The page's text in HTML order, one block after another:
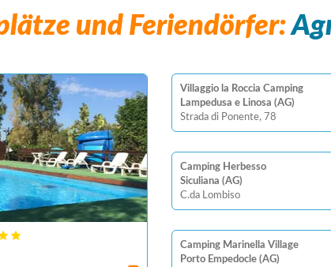
und Feriendörfer:
Villaggio la Roccia Camping
Lampedusa e Linosa (AG)
Strada di Ponente, 78
Camping Herbesso
Siculiana (AG)
C.da Lombiso
Camping Marinella Village
Porto Empedocle (AG)